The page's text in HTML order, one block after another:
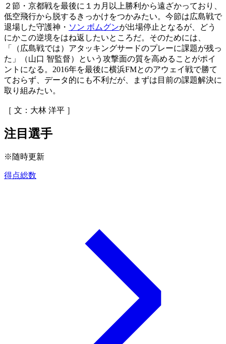
２節・京都戦を最後に１カ月以上勝利から遠ざかっており、
低空飛行から脱するきっかけをつかみたい。今節は広島戦で
退場した守護神・ ソン ボムグンが出場停止となるが、どう
にかこの逆境をはね返したいところだ。そのためには、
「（広島戦では）アタッキングサードのプレーに課題が残っ
た」（山口 智監督）という攻撃面の質を高めることがポイ
ントになる。2016年を最後に横浜FMとのアウェイ戦で勝て
ておらず、データ的にも不利だが、まずは目前の課題解決に
取り組みたい。
［ 文：大林 洋平 ］
注目選手
※随時更新
得点総数